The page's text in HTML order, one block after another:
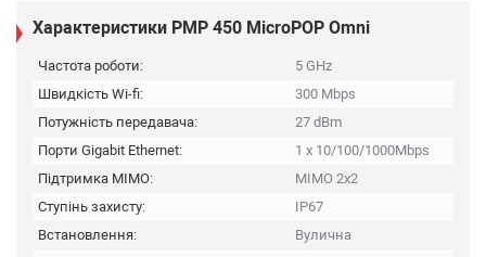
Характеристики PMP 450 MicroPOP Omni
Частота роботи:
5 GHz
Швидкість Wi-fi:
300 Mbps
Потужність передавача:
27 dBm
Порти Gigabit Ethernet:
1 x 10/100/1000Mbps
Підтримка MIMO:
MIMO 2x2
Ступінь захисту:
IP67
Встановлення:
Вулична